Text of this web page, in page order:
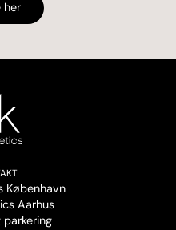
her
København
Aarhus